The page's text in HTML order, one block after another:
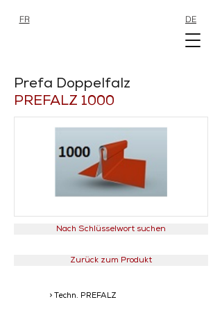
FR DE
Prefa Doppelfalz
PREFALZ 1000
Nach Schlüsselwort suchen
Zurück zum Produkt
> Techn. PREFALZ